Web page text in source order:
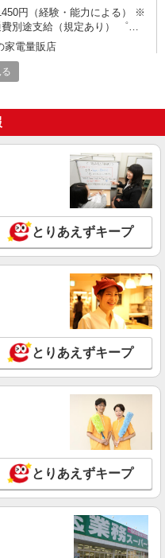
円（経験・能力による） ※
途支給（規定あり） ゜
・。○。・゜+゜ 入社祝い金10
゜+゜・。○。・゜+゜
家電量販店
【softbank】
円（経験・能力による） ※
別途支給（規定あり） ゜
・。○。・゜+゜ 入社祝い金10
゜+゜・。○。・゜+゜
詳細を見る
256500円（経験・能力によ
間外手当/インセンティブが加
外手当あり（平均残業時間：
/職能手当あり・Workstyle支
り・実績によりインセンティ
（規定あり） ゜+゜・。
゜+゜ 入社祝い金10万円支
。・゜+゜・。○。・゜+゜
商業施設
詳細を見る
スタッフ
残業代支給 ★交通費別途支給
(規定有) お友達を紹介
支給(規定有) ★月2回払
規程有）★ ゜・。○。・゜
専門店
とりあえずキープ
とりあえずキープ
とりあえずキープ